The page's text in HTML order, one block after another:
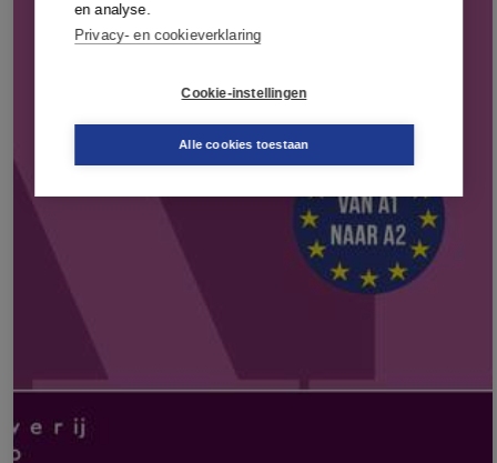
en analyse.
Privacy- en cookieverklaring
Cookie-instellingen
Alle cookies toestaan